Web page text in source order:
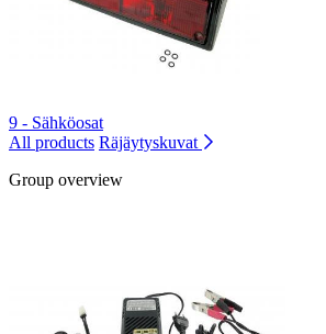
9 - Sähköosat
All products Räjäytyskuvat
Group overview